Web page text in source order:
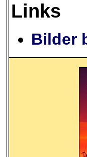
Links
Bilder